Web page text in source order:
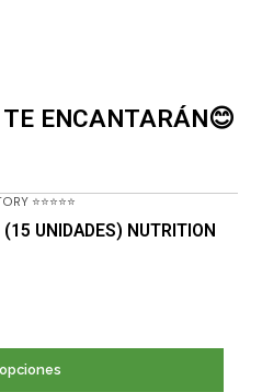
TE ENCANTARÁN😊
⭐⭐⭐⭐⭐
UNIDADES) NUTRITION